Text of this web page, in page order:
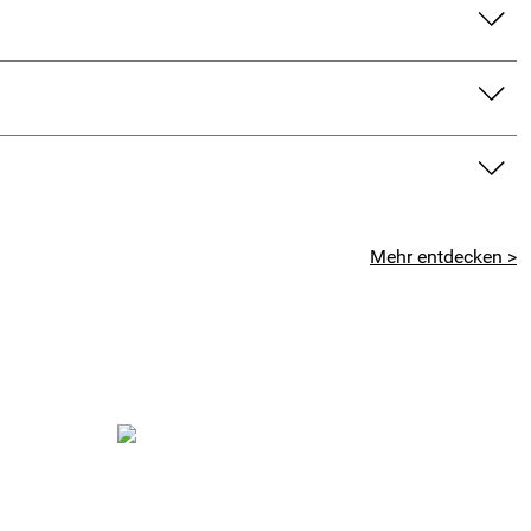
geklebten O-Ring so lange ziehen, bis er reißt,
Mountain-Bikes kommt. Viele Biker nehmen Backpapier
Mehr entdecken >